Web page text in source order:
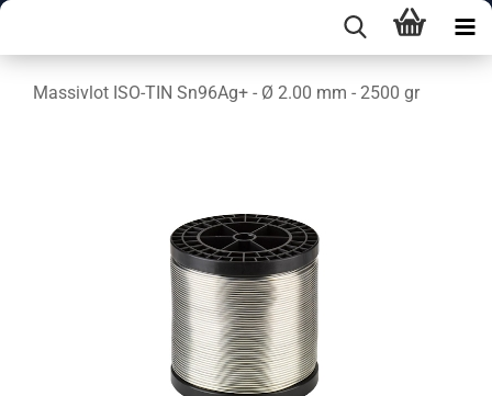
Massivlot ISO-TIN Sn96Ag+ - Ø 2.00 mm - 2500 gr